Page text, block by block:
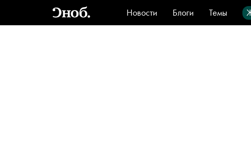
Новости Блоги Темы
Стиль
Видео